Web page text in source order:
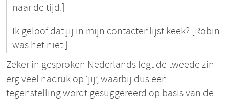
naar de tijd.]
Ik geloof dat jij in mijn contactenlijst keek? [Robin
was het niet.]
Zeker in gesproken Nederlands legt de tweede zin
erg veel nadruk op ‘jij’, waarbij dus een
tegenstelling wordt gesuggereerd op basis van de